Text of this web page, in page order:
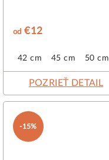
od €12
42 cm 45 cm 50 cm
POZRIEŤ DETAIL
-15%